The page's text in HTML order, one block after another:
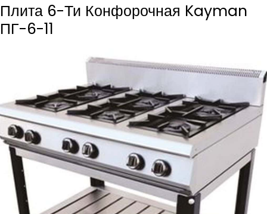
Плита 6-Ти Конфорочная Kayman
ПГ-6-11